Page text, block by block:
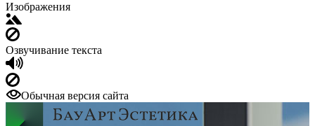
Изображения
Озвучивание текста
Обычная версия сайта